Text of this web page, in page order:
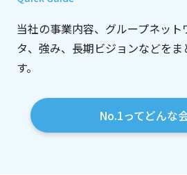
当社の事業内容、グループネット
タ、 強み、長期ビジョンなどを
す。
No.1ってどんな